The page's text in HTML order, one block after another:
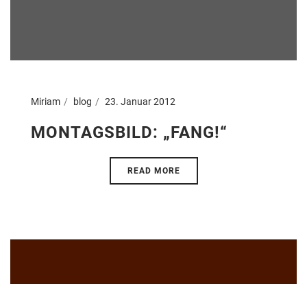
Miriam blog 23. Januar 2012
MONTAGSBILD: „FANG!“
READ MORE